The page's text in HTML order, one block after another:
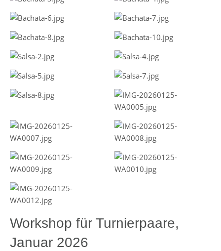
Workshop für Turnierpaare,
Januar 2026